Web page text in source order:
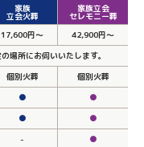
家族
立会火葬
家族立会
セレモニー葬
17,600円～
42,900円～
場所にお伺いいたします。
個別火葬
個別火葬
●
●
●
●
- ●